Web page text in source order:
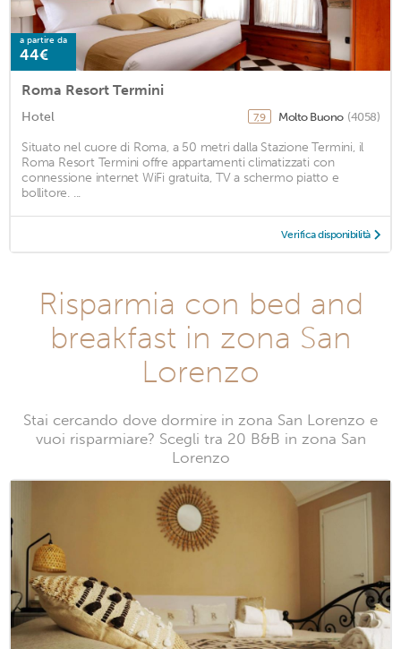
a partire da
44€
Roma Resort Termini
Hotel 7,9 Molto Buono (4058)
Situato nel cuore di Roma, a 50 metri dalla Stazione Termini, il
Roma Resort Termini offre appartamenti climatizzati con
connessione internet WiFi gratuita, TV a schermo piatto e
bollitore. ...
Verifica disponibilità
Risparmia con bed and
breakfast in zona San
Lorenzo
Stai cercando dove dormire in zona San Lorenzo e
vuoi risparmiare? Scegli tra 20 B&B in zona San
Lorenzo